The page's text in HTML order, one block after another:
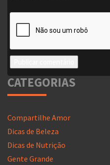
CATEGORIAS
Compartilhe Amor
Dicas de Beleza
Dicas de Nutrição
Gente Grande